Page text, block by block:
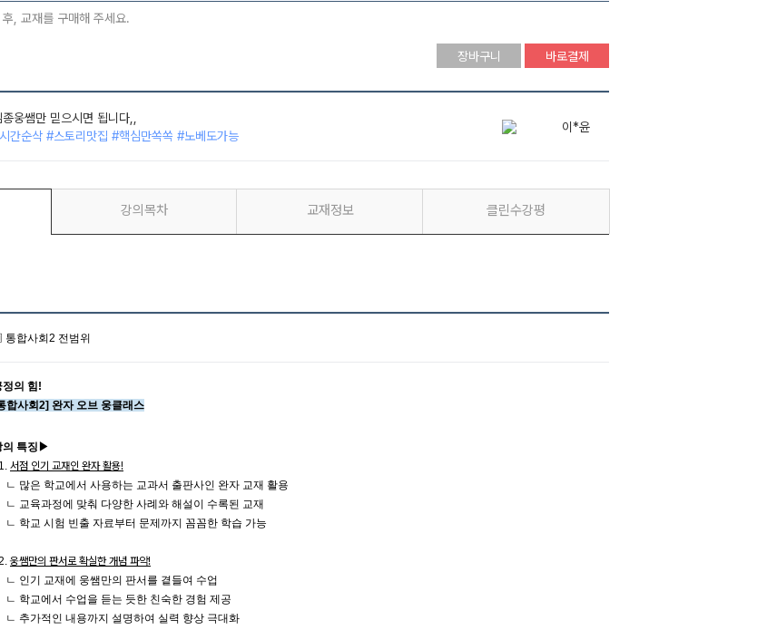
, 교재를 구매해 주세요.
장바구니 바로결제
종웅쌤만 믿으시면 됩니다,,
간순삭 #스토리맛집 #핵심만쏙쏙 #노베도가능
이*윤
강의목차 교재정보 클린수강평
통합사회2 전범위
정의 힘!
합사회2] 완자 오브 웅클래스
의 특징▶
서점 인기 교재인 완자 활용!
많은 학교에서 사용하는 교과서 출판사인 완자 교재 활용
교육과정에 맞춰 다양한 사례와 해설이 수록된 교재
학교 시험 빈출 자료부터 문제까지 꼼꼼한 학습 가능
웅쌤만의 판서로 확실한 개념 파악!
인기 교재에 웅쌤만의 판서를 곁들여 수업
학교에서 수업을 듣는 듯한 친숙한 경험 제공
추가적인 내용까지 설명하여 실력 향상 극대화